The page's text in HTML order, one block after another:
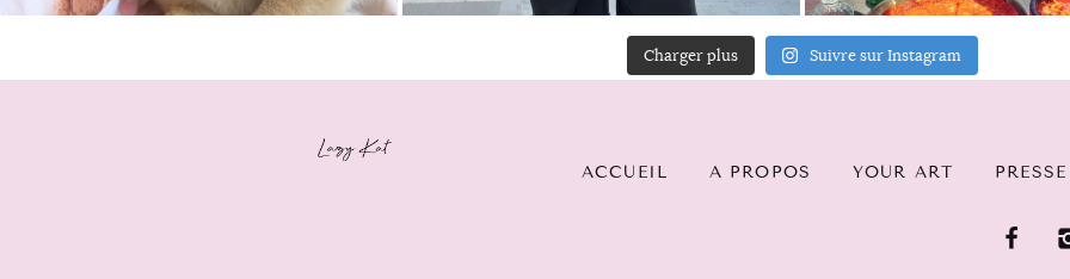
Charger plus Suivre sur Instagram
ACCUEIL A PROPOS YOUR ART PRESSE